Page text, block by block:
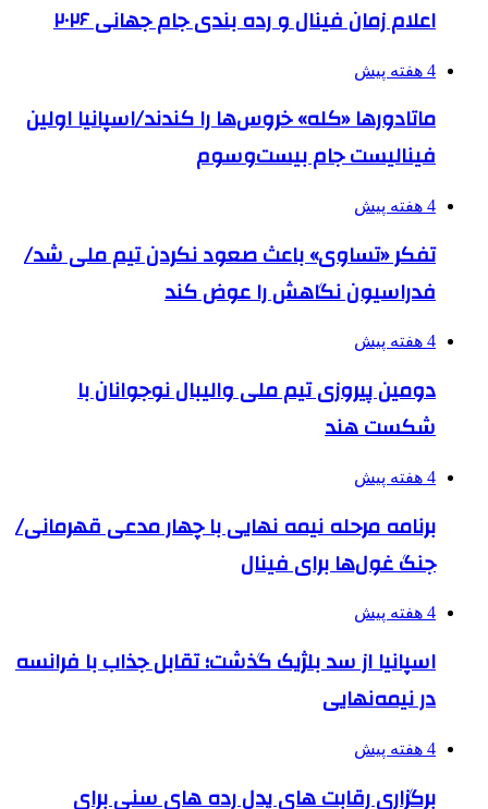
اعلام زمان فینال و رده بندی جام جهانی ۲۰۲۶
4 هفته پیش
ماتادورها «کله» خروس‌ها را کندند/اسپانیا اولین
فینالیست جام بیست‌وسوم
4 هفته پیش
تفکر «تساوی» باعث صعود نکردن تیم ملی شد/
فدراسیون نگاهش را عوض کند
4 هفته پیش
دومین پیروزی تیم ملی والیبال نوجوانان با
شکست هند
4 هفته پیش
برنامه مرحله نیمه نهایی با چهار مدعی قهرمانی/
جنگ غول‌ها برای فینال
4 هفته پیش
اسپانیا از سد بلژیک گذشت؛ تقابل جذاب با فرانسه
در نیمه‌نهایی
4 هفته پیش
برگزاری رقابت های پدل رده های سنی برای